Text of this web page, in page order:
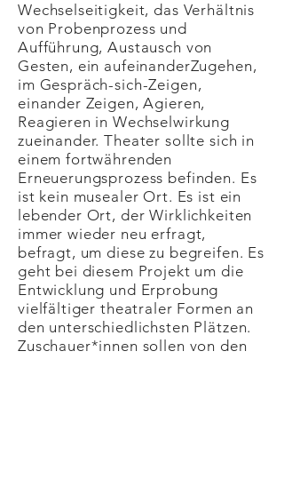
Wechselseitigkeit, das Verhältnis
von Probenprozess und
Aufführung, Austausch von
Gesten, ein aufeinanderZugehen,
im Gespräch-sich-Zeigen,
einander Zeigen, Agieren,
Reagieren in Wechselwirkung
zueinander. Theater sollte sich in
einem fortwährenden
Erneuerungsprozess befinden. Es
ist kein musealer Ort. Es ist ein
lebender Ort, der Wirklichkeiten
immer wieder neu erfragt,
befragt, um diese zu begreifen. Es
geht bei diesem Projekt um die
Entwicklung und Erprobung
vielfältiger theatraler Formen an
den unterschiedlichsten Plätzen.
Zuschauer*innen sollen von den